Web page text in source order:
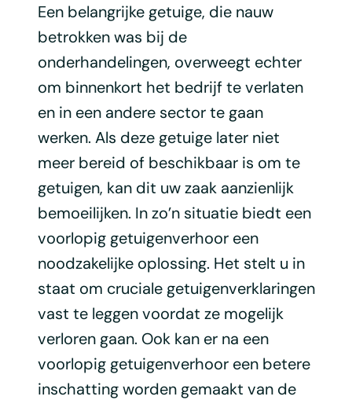
Een belangrijke getuige, die nauw
betrokken was bij de
onderhandelingen, overweegt echter
om binnenkort het bedrijf te verlaten
en in een andere sector te gaan
werken. Als deze getuige later niet
meer bereid of beschikbaar is om te
getuigen, kan dit uw zaak aanzienlijk
bemoeilijken. In zo’n situatie biedt een
voorlopig getuigenverhoor een
noodzakelijke oplossing. Het stelt u in
staat om cruciale getuigenverklaringen
vast te leggen voordat ze mogelijk
verloren gaan. Ook kan er na een
voorlopig getuigenverhoor een betere
inschatting worden gemaakt van de